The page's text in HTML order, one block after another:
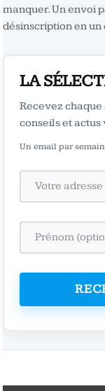
manquer. Un envoi
désinscription en un
LA
Recevez
conseils et actus
Un email par